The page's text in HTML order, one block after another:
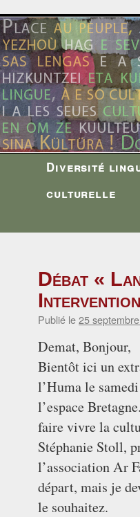
Diversité
culturelle
Débat «
Publié le25
Demat, Bonjour,
Bientôt ici un
l’Huma le
l’espace
faire vivre la
Stéphanie Stoll,
l’association Ar
départ, mais je
le souhaitez.